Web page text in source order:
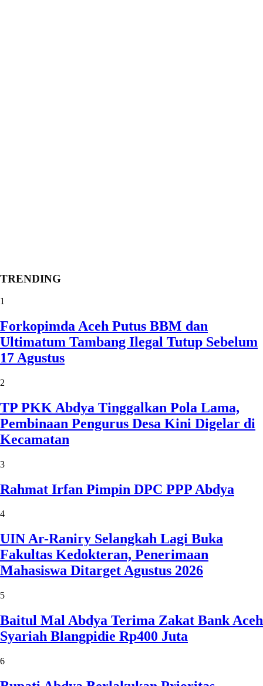
TRENDING
1
Forkopimda Aceh Putus BBM dan
Ultimatum Tambang Ilegal Tutup Sebelum
17 Agustus
2
TP PKK Abdya Tinggalkan Pola Lama,
Pembinaan Pengurus Desa Kini Digelar di
Kecamatan
3
Rahmat Irfan Pimpin DPC PPP Abdya
4
UIN Ar-Raniry Selangkah Lagi Buka
Fakultas Kedokteran, Penerimaan
Mahasiswa Ditarget Agustus 2026
5
Baitul Mal Abdya Terima Zakat Bank Aceh
Syariah Blangpidie Rp400 Juta
6